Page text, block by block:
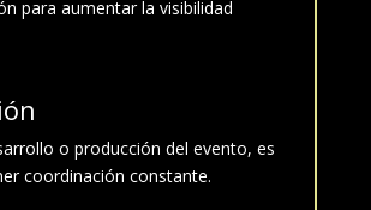
para aumentar la visibilidad
o producción del evento, es
coordinación constante.